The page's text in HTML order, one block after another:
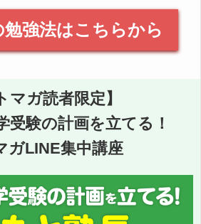
勉強法はこちらから
マガ読者限定】
受験の計画を立てる！
ガLINE集中講座